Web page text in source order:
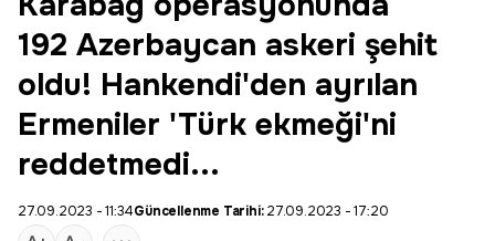
192 Azerbaycan askeri şehit
oldu! Hankendi'den ayrılan
Ermeniler 'Türk ekmeği'ni
reddetmedi...
27.09.2023 - 11:34Güncellenme Tarihi:27.09.2023 - 17:20